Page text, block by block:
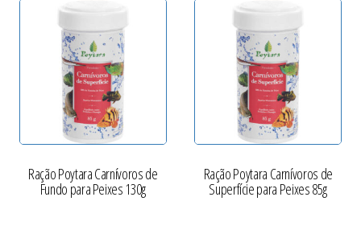
Ração Poytara Carnívoros de
Fundo para Peixes 130g
Ração Poytara Carnívoros de
Superfície para Peixes 85g